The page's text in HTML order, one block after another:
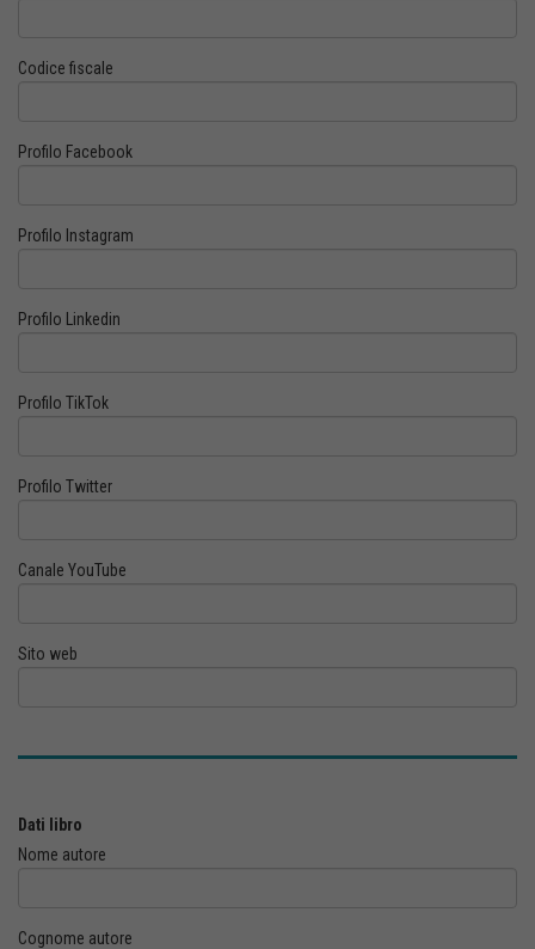
Codice fiscale
Profilo Facebook
Profilo Instagram
Profilo Linkedin
Profilo TikTok
Profilo Twitter
Canale YouTube
Sito web
Dati libro
Nome autore
Cognome autore